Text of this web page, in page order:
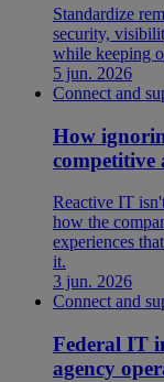
Standardize
security,
while keeping
5 jun. 2026
Connect and
How
competitive
Reactive IT
how the
experiences
it.
3 jun. 2026
Connect and
Federal IT
agency